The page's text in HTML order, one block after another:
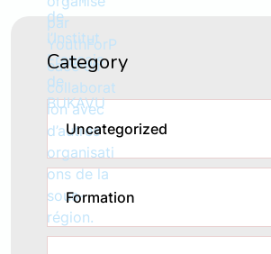
Category
Uncategorized
Formation